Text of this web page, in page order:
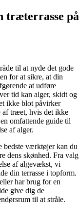
træterrasse på
til at nyde det gode
for at sikre, at din
at udføre
tid kan alger, skidt og
ikke blot påvirker
af træet, hvis det ikke
omfattende guide til
af alger.
bedste værktøjer kan du
dens skønhed. Fra valg
af algevækst, vi
din terrasse i topform.
har brug for en
give dig de
til at stråle.